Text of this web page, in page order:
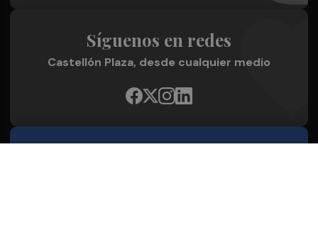
Síguenos en redes
Castellón Plaza, desde cualquier medio